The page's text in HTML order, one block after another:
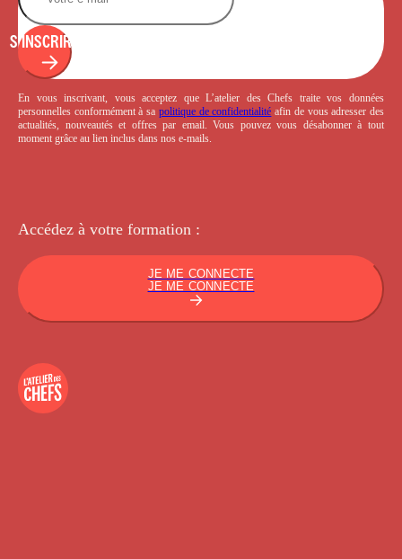
S'INSCRIRE
En vous inscrivant, vous acceptez que L’atelier des Chefs traite vos données
personnelles conformément à sa politique de confidentialité afin de vous adresser des
actualités, nouveautés et offres par email. Vous pouvez vous désabonner à tout
moment grâce au lien inclus dans nos e-mails.
Accédez à votre formation :
JE ME CONNECTE
JE ME CONNECTE